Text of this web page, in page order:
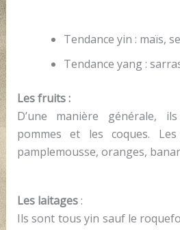
Tendance yin : maïs,
Tendance yang :
Les fruits :
D’une manière générale,
pommes et les coques.
pamplemousse, oranges,
Les laitages :
Ils sont tous yin sauf le